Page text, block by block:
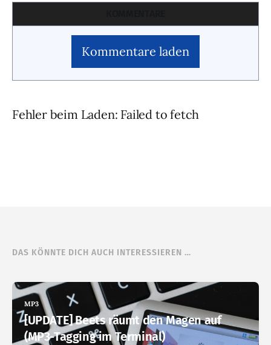
Kommentare laden
Fehler beim Laden: Failed to fetch
DAS KÖNNTE DICH AUCH INTERESSIEREN …
MP3
[UPDATE] Beets räumt den Magen auf
(MP3-Tagging im Terminal)